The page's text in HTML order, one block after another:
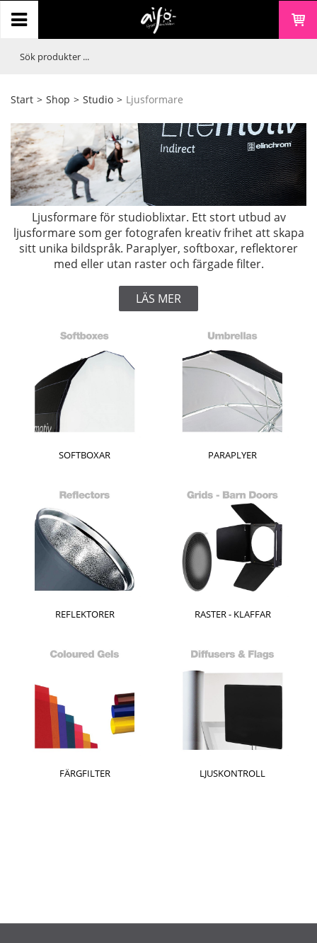
Start > Shop > Studio > Ljusformare
Ljusformare för studioblixtar. Ett stort utbud av
ljusformare som ger fotografen kreativ frihet att skapa
sitt unika bildspråk. Paraplyer, softboxar, reflektorer
med eller utan raster och färgade filter.
LÄS MER
SOFTBOXAR PARAPLYER
REFLEKTORER RASTER - KLAFFAR
FÄRGFILTER LJUSKONTROLL